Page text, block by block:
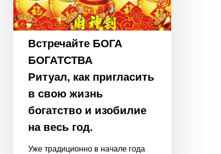
весь
год.
Встречайте БОГА
БОГАТСТВА
Ритуал, как пригласить
в свою жизнь
богатство и изобилие
на весь год.
Уже традиционно в начале года